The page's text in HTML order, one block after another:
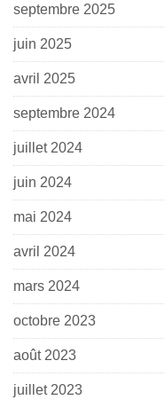
septembre 2025
juin 2025
avril 2025
septembre 2024
juillet 2024
juin 2024
mai 2024
avril 2024
mars 2024
octobre 2023
août 2023
juillet 2023